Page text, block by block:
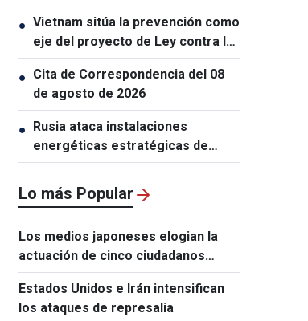
turísticos
● Vietnam sitúa la prevención como
eje del proyecto de Ley contra la
Proliferación de Armas de
Destrucción Masiva
● Cita de Correspondencia del 08
de agosto de 2026
● Rusia ataca instalaciones
energéticas estratégicas de
Ucrania
Lo más Popular
Los medios japoneses elogian la
actuación de cinco ciudadanos
vietnamitas tras el terremoto de
Kumamoto
Estados Unidos e Irán intensifican
los ataques de represalia